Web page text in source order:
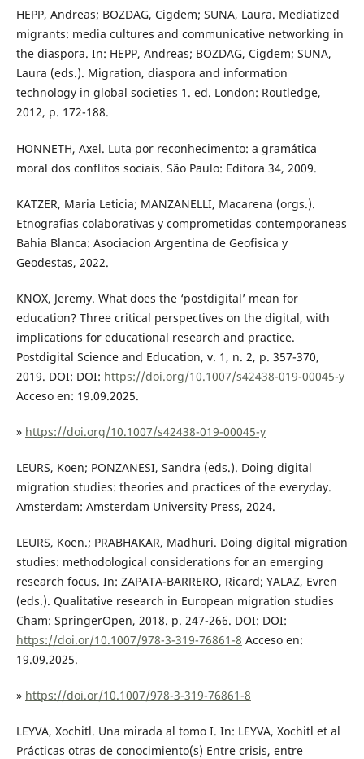
HEPP, Andreas; BOZDAG, Cigdem; SUNA, Laura. Mediatized
migrants: media cultures and communicative networking in
the diaspora. In: HEPP, Andreas; BOZDAG, Cigdem; SUNA,
Laura (eds.). Migration, diaspora and information
technology in global societies 1. ed. London: Routledge,
2012, p. 172-188.
HONNETH, Axel. Luta por reconhecimento: a gramática
moral dos conflitos sociais. São Paulo: Editora 34, 2009.
KATZER, Maria Leticia; MANZANELLI, Macarena (orgs.).
Etnografias colaborativas y comprometidas contemporaneas
Bahia Blanca: Asociacion Argentina de Geofisica y
Geodestas, 2022.
KNOX, Jeremy. What does the ‘postdigital’ mean for
education? Three critical perspectives on the digital, with
implications for educational research and practice.
Postdigital Science and Education, v. 1, n. 2, p. 357-370,
2019. DOI: DOI: https://doi.org/10.1007/s42438-019-00045-y
Acceso en: 19.09.2025.
» https://doi.org/10.1007/s42438-019-00045-y
LEURS, Koen; PONZANESI, Sandra (eds.). Doing digital
migration studies: theories and practices of the everyday.
Amsterdam: Amsterdam University Press, 2024.
LEURS, Koen.; PRABHAKAR, Madhuri. Doing digital migration
studies: methodological considerations for an emerging
research focus. In: ZAPATA-BARRERO, Ricard; YALAZ, Evren
(eds.). Qualitative research in European migration studies
Cham: SpringerOpen, 2018. p. 247-266. DOI: DOI:
https://doi.or/10.1007/978-3-319-76861-8 Acceso en:
19.09.2025.
» https://doi.or/10.1007/978-3-319-76861-8
LEYVA, Xochitl. Una mirada al tomo I. In: LEYVA, Xochitl et al
Prácticas otras de conocimiento(s) Entre crisis, entre